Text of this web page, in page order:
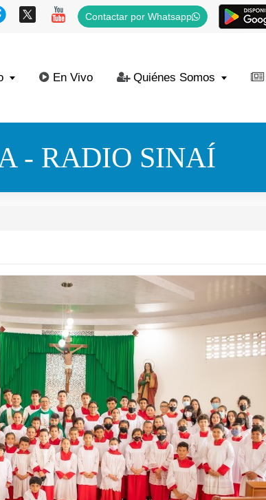
Contactar por Whatsapp
En Vivo Quiénes Somos
- RADIO SINAÍ